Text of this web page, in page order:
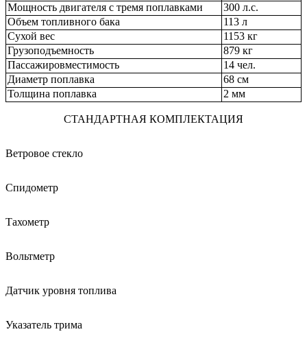
Mощность двигателя с тремя поплавками
300 л.с.
Объем топливного бака
113 л
Сухой вес
1153 кг
Грузоподъемность
879 кг
Пассажировместимость
14 чел.
Диаметр поплавка
68 см
Толщина поплавка
2 мм
СТАНДАРТНАЯ КОМПЛЕКТАЦИЯ
Ветровое стекло
Спидометр
Тахометр
Вольтметр
Датчик уровня топлива
Указатель трима